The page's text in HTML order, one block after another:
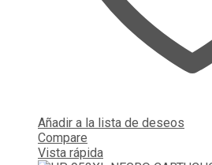
Añadir a la lista de deseos
Compare
Vista rápida